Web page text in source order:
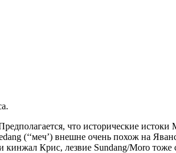
что исторические
(‘‘меч’) внешне очень похож на
Крис, лезвие Sundang/Moro